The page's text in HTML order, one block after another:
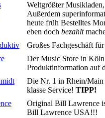
Weltgrößter
Außerdem
heute früh Bestelltes
eben doch bezahlt
Großes Fachgeschäft
Der Music Store in
Produktinformation auf
Die Nr. 1 in Rhein/
klasse Service! TIPP!
Original Bill Lawrence
Bill Lawrence USA!!!